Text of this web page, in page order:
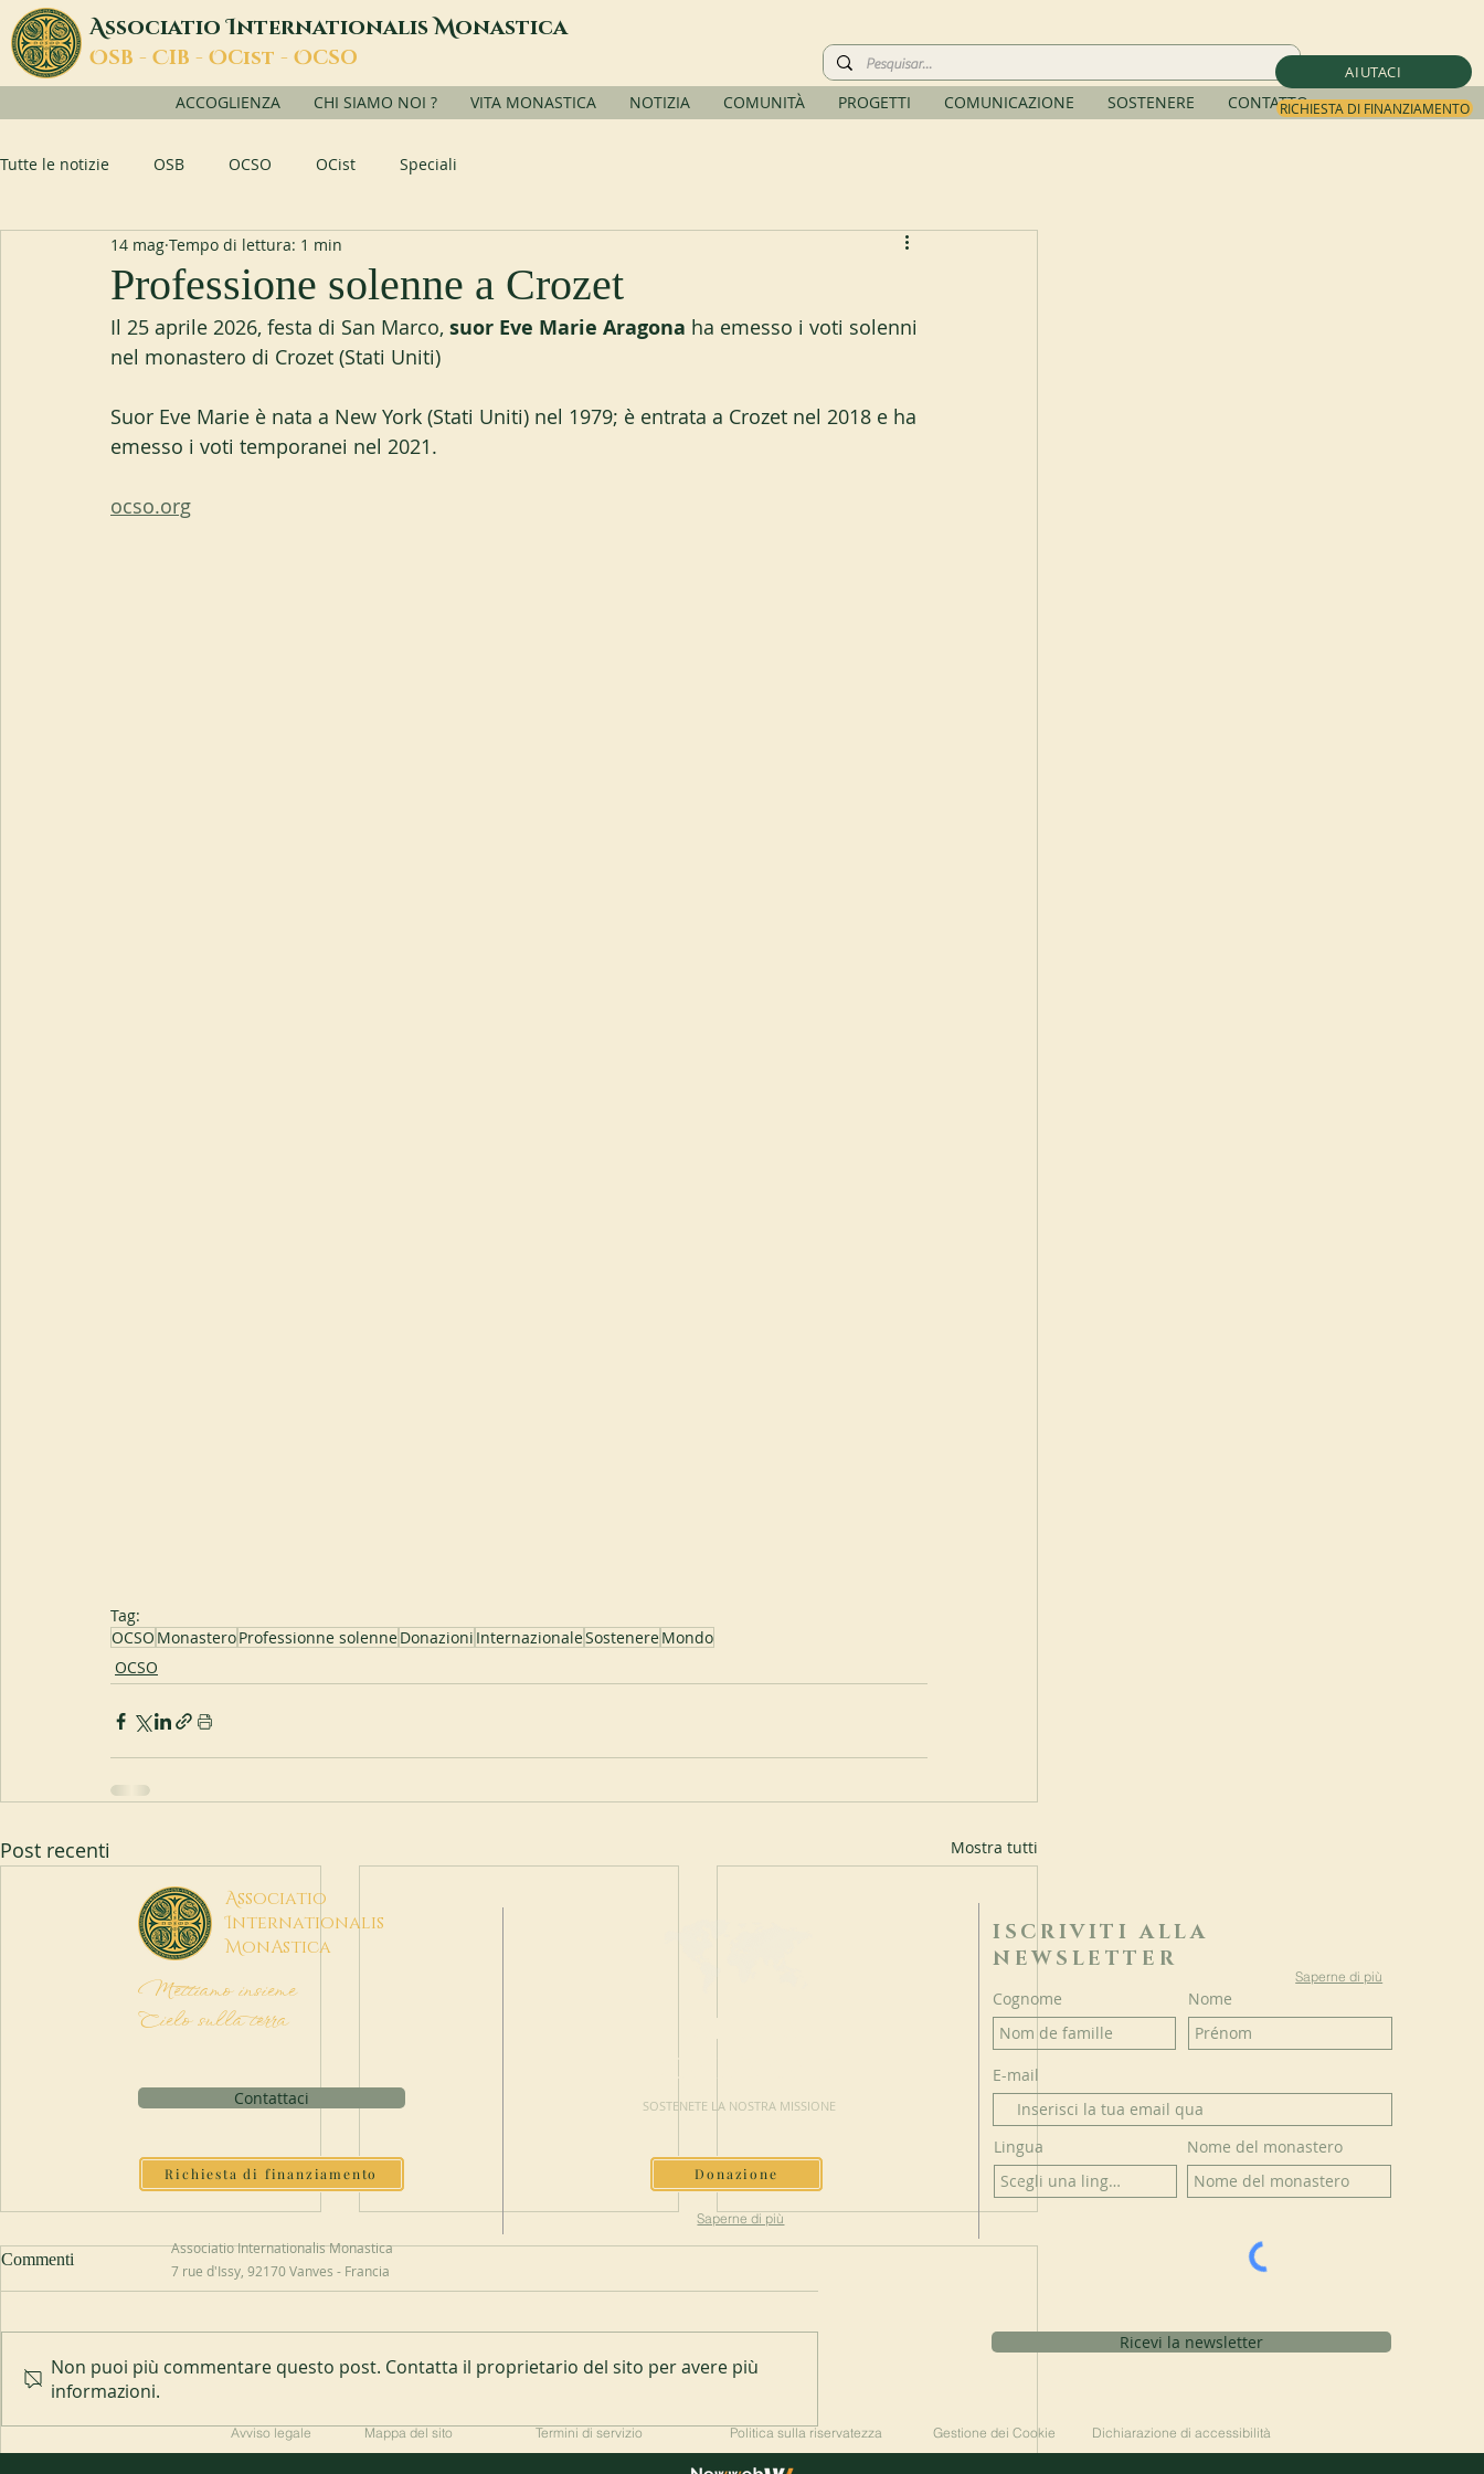
AIUTACI
RICHIESTA DI FINANZIAMENTO
AssociatioInternationalisMonastica
OSB - CIB - OCist - OCSO
ACCOGLIENZA CHI SIAMO NOI ? VITA MONASTICA NOTIZIA COMUNITÀ PROGETTI COMUNICAZIONE SOSTENERE CONTATTO
Tutte le notizie OSB OCSO OCist Speciali
Professione solenne a Crozet
14 mag Tempo di lettura: 1 min
Il 25 aprile 2026, festa di San Marco, suor Eve Marie Aragona ha emesso i voti solenni
nel monastero di Crozet (Stati Uniti)
Suor Eve Marie è nata a New York (Stati Uniti) nel 1979; è entrata a Crozet nel 2018 e ha
emesso i voti temporanei nel 2021.
ocso.org
Tag:
OCSO MonasteroProfessionne solenneDonazioni InternazionaleSostenereMondo
OCSO
Post recenti Mostra tutti
Abbazia di Blauvac
Commenti
Non puoi più commentare questo post. Contatta il proprietario del sito per avere più
informazioni.
Associatio
Internationalis
MonAstica
Mettiamo insieme
Cielo sulla terra
Contattaci
Richiesta di finanziamento
Associatio Internationalis Monastica
7 rue d'Issy, 92170 Vanves - Francia
FAI UNA
DONAZIONE
SOSTENETE LA NOSTRA MISSIONE
Donazione
Saperne di più
ISCRIVITI ALLA
NEWSLETTER
Saperne di più
Cognome Nome
E-mail
Lingua Nome del monastero
Ricevi la newsletter
Avviso legale Mappa del sito Termini di servizio Politica sulla riservatezza Gestione dei Cookie Dichiarazione di accessibilità